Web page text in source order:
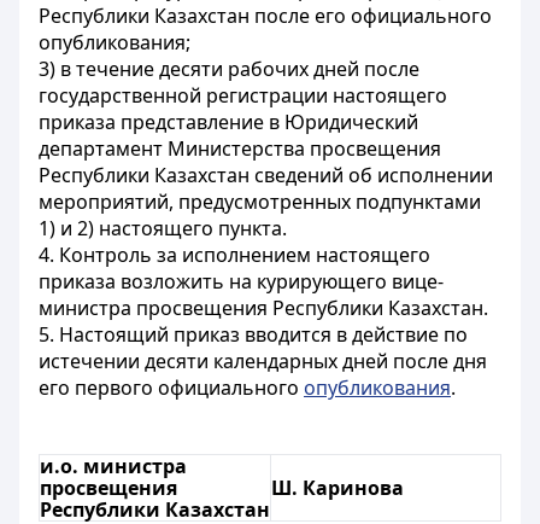
Республики Казахстан после его официального
опубликования;
3) в течение десяти рабочих дней после
государственной регистрации настоящего
приказа представление в Юридический
департамент Министерства просвещения
Республики Казахстан сведений об исполнении
мероприятий, предусмотренных подпунктами
1) и 2) настоящего пункта.
4. Контроль за исполнением настоящего
приказа возложить на курирующего вице-
министра просвещения Республики Казахстан.
5. Настоящий приказ вводится в действие по
истечении десяти календарных дней после дня
его первого официального опубликования.
и.о. министра
просвещения
Республики Казахстан
Ш. Каринова